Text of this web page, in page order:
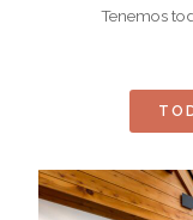
Tenemos